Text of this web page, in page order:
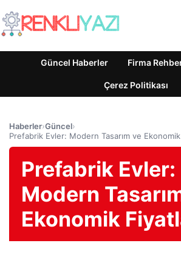
Güncel Haberler Firma
Çerez Politikası
Haberler›Güncel›
Prefabrik Evler: Modern Tasarım ve
Prefabrik Evler:
Modern
Ekonomik